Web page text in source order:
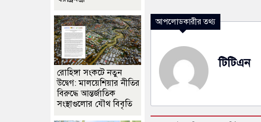
আপলোডকারীর তথ্য
টিটিএন
রোহিঙ্গা সংকটে নতুন
উদ্বেগ: মালয়েশিয়ার নীতির
বিরুদ্ধে আন্তর্জাতিক
সংস্থাগুলোর যৌথ বিবৃতি